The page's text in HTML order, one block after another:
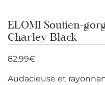
ELOMI Soutien-
Charley Black
82,99€
Audacieuse et